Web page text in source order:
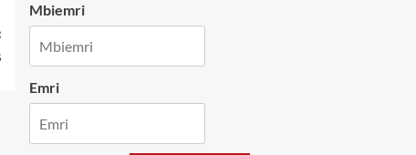
Mbiemri
Emri